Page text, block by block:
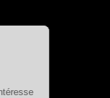
intéresse